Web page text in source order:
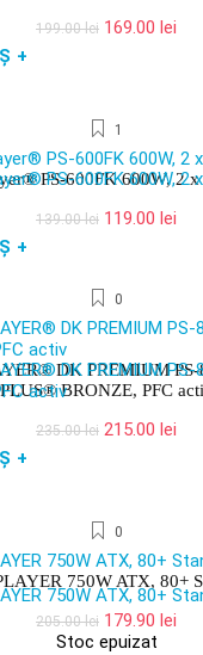
199.00lei Prețul
169.00 lei
+
1
PS-600FK 600W, 2
139.00lei Prețul
139.00 lei.
119.00 lei
+
0
DK PREMIUM
PLUS® BRONZE, PFC
235.00lei Prețul
215.00 lei
+
0
750W ATX, 80+
205.00lei Prețul
inițial
179.90 lei
Stoc epuizat